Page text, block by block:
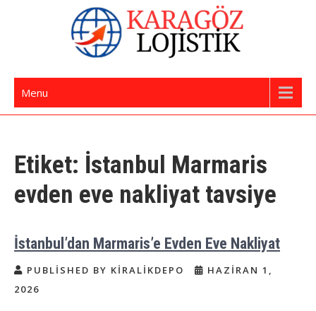
İstanbul Evden Eve Nakliye | İstanbul
Nakliyat
Menu
Etiket: İstanbul Marmaris
evden eve nakliyat tavsiye
İstanbul’dan Marmaris’e Evden Eve Nakliyat
PUBLISHED BY KIRALIKDEPO
HAZIRAN 1,
2026